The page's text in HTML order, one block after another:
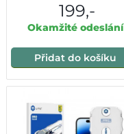
199,-
Okamžité odeslání
Přidat do košíku